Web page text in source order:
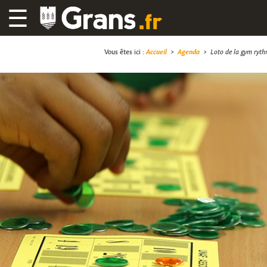
☰
Vous êtes ici : Accueil> Agenda > Loto de la gym